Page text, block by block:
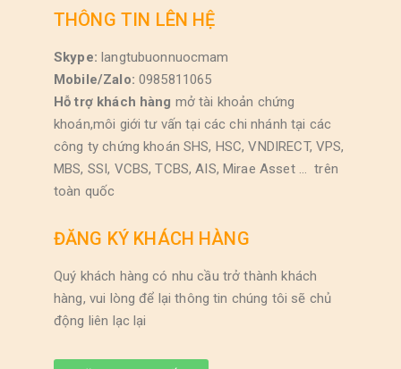
THÔNG TIN LÊN HỆ
Skype: langtubuonnuocmam
Mobile/Zalo: 0985811065
Hỗ trợ khách hàng mở tài khoản chứng
khoán,môi giới tư vấn tại các chi nhánh tại các
công ty chứng khoán SHS, HSC, VNDIRECT, VPS,
MBS, SSI, VCBS, TCBS, AIS, Mirae Asset … trên
toàn quốc
ĐĂNG KÝ KHÁCH HÀNG
Quý khách hàng có nhu cầu trở thành khách
hàng, vui lòng để lại thông tin chúng tôi sẽ chủ
động liên lạc lại